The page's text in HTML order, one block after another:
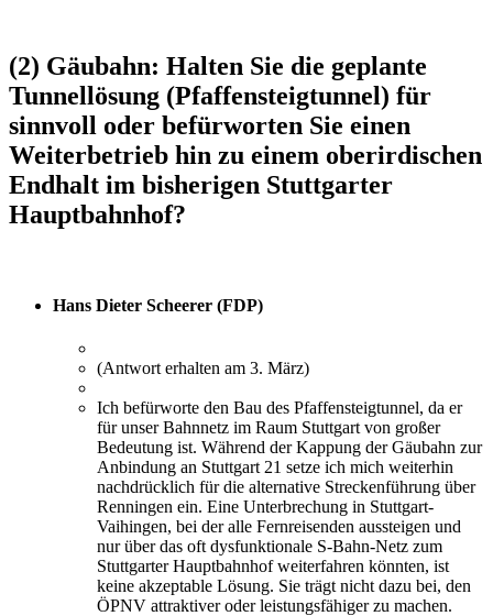
(2) Gäubahn: Halten Sie die geplante
Tunnellösung (Pfaffensteigtunnel) für
sinnvoll oder befürworten Sie einen
Weiterbetrieb hin zu einem oberirdischen
Endhalt im bisherigen Stuttgarter
Hauptbahnhof?
Hans Dieter Scheerer (FDP)
(Antwort erhalten am 3. März)
Ich befürworte den Bau des Pfaffensteigtunnel, da er
für unser Bahnnetz im Raum Stuttgart von großer
Bedeutung ist. Während der Kappung der Gäubahn zur
Anbindung an Stuttgart 21 setze ich mich weiterhin
nachdrücklich für die alternative Streckenführung über
Renningen ein. Eine Unterbrechung in Stuttgart-
Vaihingen, bei der alle Fernreisenden aussteigen und
nur über das oft dysfunktionale S-Bahn-Netz zum
Stuttgarter Hauptbahnhof weiterfahren könnten, ist
keine akzeptable Lösung. Sie trägt nicht dazu bei, den
ÖPNV attraktiver oder leistungsfähiger zu machen.